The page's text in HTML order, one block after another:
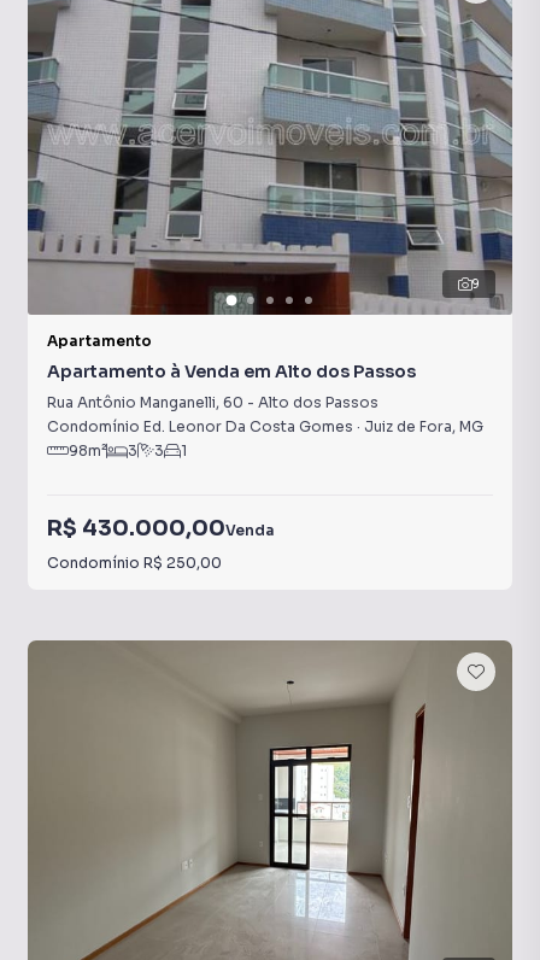
9
Apartamento
Apartamento à Venda em Alto dos Passos
Rua Antônio Manganelli, 60 - Alto dos Passos
Condomínio Ed. Leonor Da Costa Gomes · Juiz de Fora, MG
98m² 3 3 1
R$ 430.000,00Venda
Condomínio R$ 250,00